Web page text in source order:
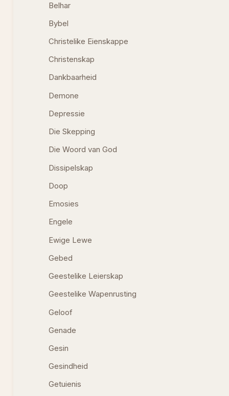
Belhar
Bybel
Christelike Eienskappe
Christenskap
Dankbaarheid
Demone
Depressie
Die Skepping
Die Woord van God
Dissipelskap
Doop
Emosies
Engele
Ewige Lewe
Gebed
Geestelike Leierskap
Geestelike Wapenrusting
Geloof
Genade
Gesin
Gesindheid
Getuienis